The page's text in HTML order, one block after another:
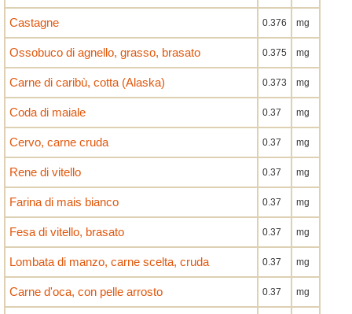
Castagne 0.376 mg
Ossobuco di agnello, grasso, brasato 0.375 mg
Carne di caribù, cotta (Alaska) 0.373 mg
Coda di maiale 0.37 mg
Cervo, carne cruda 0.37 mg
Rene di vitello 0.37 mg
Farina di mais bianco 0.37 mg
Fesa di vitello, brasato 0.37 mg
Lombata di manzo, carne scelta, cruda 0.37 mg
Carne d'oca, con pelle arrosto 0.37 mg